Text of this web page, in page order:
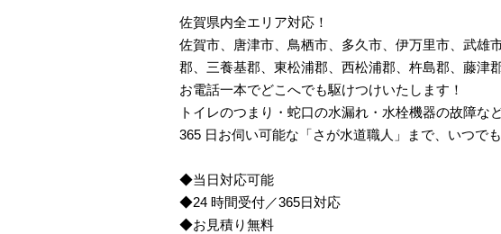
佐賀県内全エリア対応！
佐賀市、唐津市、鳥栖市、多久市、伊万里市、武雄
郡、三養基郡、東松浦郡、西松浦郡、杵島郡、藤津
お電話一本でどこへでも駆けつけいたします！
トイレのつまり・蛇口の水漏れ・水栓機器の故障な
365 日お伺い可能な「さが水道職人」まで、いつで
◆当日対応可能
◆24 時間受付／365日対応
◆お見積り無料